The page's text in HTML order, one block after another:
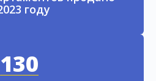
году
130